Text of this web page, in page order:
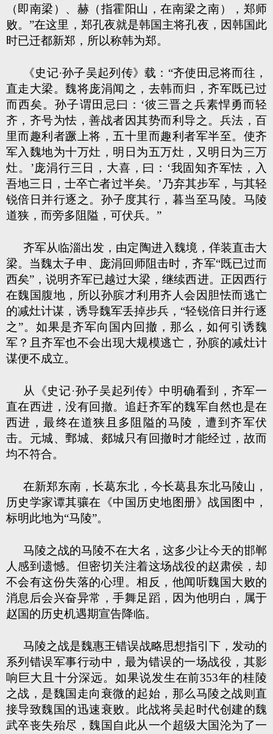
（即南梁）、赫（指霍阳山，在南梁之南），郑师
败。”在这里，郑孔夜就是韩国主将孔夜，因韩国此
时已迁都新郑，所以称韩为郑。
《史记·孙子吴起列传》载：“齐使田忌将而往，
直走大梁。魏将庞涓闻之，去韩而归，齐军既已过
而西矣。孙子谓田忌曰：‘彼三晋之兵素悍勇而轻
齐，齐号为怯，善战者因其势而利导之。兵法，百
里而趣利者蹶上将，五十里而趣利者军半至。使齐
军入魏地为十万灶，明日为五万灶，又明日为三万
灶。’庞涓行三日，大喜，曰：‘我固知齐军怯，入
吾地三日，士卒亡者过半矣。’乃弃其步军，与其轻
锐倍日并行逐之。孙子度其行，暮当至马陵。马陵
道狭，而旁多阻隘，可伏兵。”
齐军从临淄出发，由定陶进入魏境，佯装直击大
梁。当魏太子申、庞涓回师阻击时，齐军“既已过而
西矣”，说明齐军已越过大梁，继续西进。正因西行
在魏国腹地，所以孙膑才利用齐人会因胆怯而逃亡
的减灶计谋，诱导魏军丢掉步兵，“轻锐倍日并行逐
之”。如果是齐军向国内回撤，那么，如何引诱魏
军？且齐军也不会出现大规模逃亡，孙膑的减灶计
谋便不成立。
从《史记·孙子吴起列传》中明确看到，齐军一
直在西进，没有回撤。追赶齐军的魏军自然也是在
西进，最终在道狭且多阻隘的马陵，遭到齐军伏
击。元城、鄄城、郯城只有回撤时才能经过，故而
均不符合。
在新郑东南，长葛东北，今长葛县东北马陵山，
历史学家谭其骧在《中国历史地图册》战国图中，
标明此地为“马陵”。
马陵之战的马陵不在大名，这多少让今天的邯郸
人感到遗憾。但密切关注着这场战役的赵肃侯，却
不会有这份失落的心理。相反，他闻听魏国大败的
消息后会兴奋异常，手舞足蹈，因为他明白，属于
赵国的历史机遇期宣告降临。
马陵之战是魏惠王错误战略思想指引下，发动的
系列错误军事行动中，最为错误的一场战役，其影
响巨大且十分深远。如果说发生在前353年的桂陵
之战，是魏国走向衰微的起始，那么马陵之战则直
接导致魏国的迅速衰败。此战将吴起时代创建的魏
武卒丧失殆尽，魏国自此从一个超级大国沦为了一